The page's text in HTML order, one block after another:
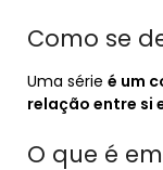
Como se
Uma série é um
relação entre si
O que é